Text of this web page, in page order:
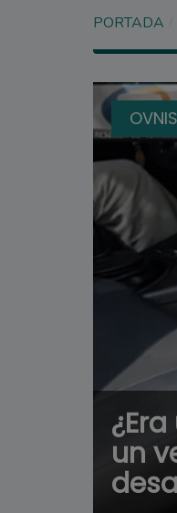
PORTADA
un